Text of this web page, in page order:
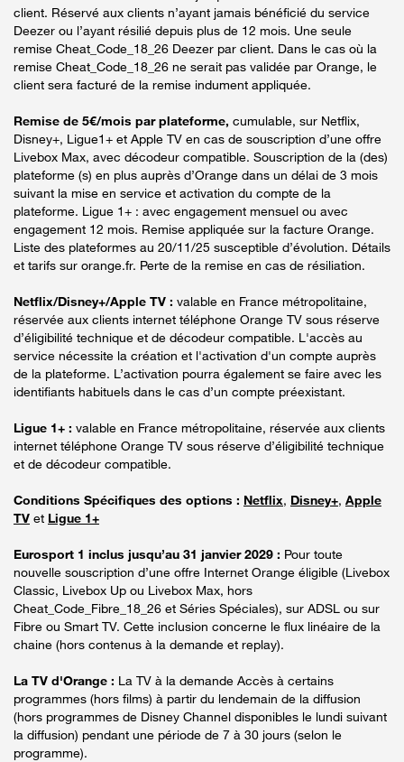
client. Réservé aux clients n’ayant jamais bénéficié du service
Deezer ou l’ayant résilié depuis plus de 12 mois. Une seule
remise Cheat_Code_18_26 Deezer par client. Dans le cas où la
remise Cheat_Code_18_26 ne serait pas validée par Orange, le
client sera facturé de la remise indument appliquée.
Remise de 5€/mois par plateforme, cumulable, sur Netflix,
Disney+, Ligue1+ et Apple TV en cas de souscription d’une offre
Livebox Max, avec décodeur compatible. Souscription de la (des)
plateforme (s) en plus auprès d’Orange dans un délai de 3 mois
suivant la mise en service et activation du compte de la
plateforme. Ligue 1+ : avec engagement mensuel ou avec
engagement 12 mois. Remise appliquée sur la facture Orange.
Liste des plateformes au 20/11/25 susceptible d’évolution. Détails
et tarifs sur orange.fr. Perte de la remise en cas de résiliation.
Netflix/Disney+/Apple TV : valable en France métropolitaine,
réservée aux clients internet téléphone Orange TV sous réserve
d’éligibilité technique et de décodeur compatible. L'accès au
service nécessite la création et l'activation d'un compte auprès
de la plateforme. L’activation pourra également se faire avec les
identifiants habituels dans le cas d’un compte préexistant.
Ligue 1+ : valable en France métropolitaine, réservée aux clients
internet téléphone Orange TV sous réserve d’éligibilité technique
et de décodeur compatible.
Conditions Spécifiques des options : Netflix, Disney+, Apple
TV et Ligue 1+
Eurosport 1 inclus jusqu’au 31 janvier 2029 : Pour toute
nouvelle souscription d’une offre Internet Orange éligible (Livebox
Classic, Livebox Up ou Livebox Max, hors
Cheat_Code_Fibre_18_26 et Séries Spéciales), sur ADSL ou sur
Fibre ou Smart TV. Cette inclusion concerne le flux linéaire de la
chaine (hors contenus à la demande et replay).
La TV d'Orange : La TV à la demande Accès à certains
programmes (hors films) à partir du lendemain de la diffusion
(hors programmes de Disney Channel disponibles le lundi suivant
la diffusion) pendant une période de 7 à 30 jours (selon le
programme).